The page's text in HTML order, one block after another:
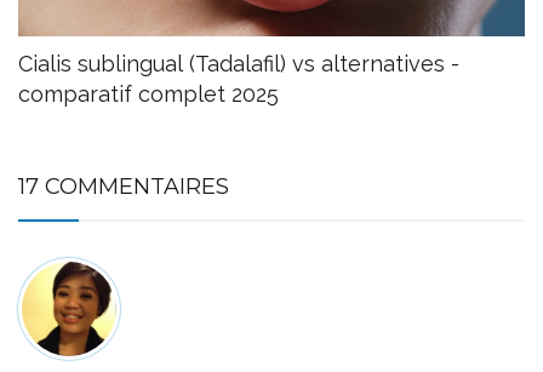
Cialis sublingual (Tadalafil) vs alternatives -
comparatif complet 2025
17 COMMENTAIRES